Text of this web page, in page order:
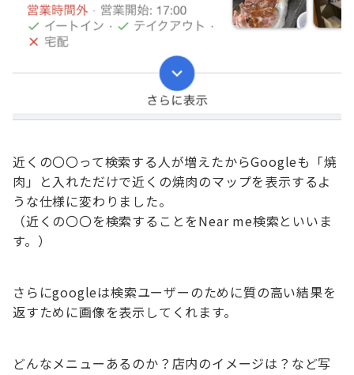
近くの〇〇って検索する人が増えたからGoogleも「焼
肉」と入れただけで近くの焼肉のマップを表示するよ
うな仕様に変わりました。
（近くの〇〇を検索することをNear me検索といいま
す。）
さらにgoogleは検索ユーザーのために質の高い結果を
返すために画像を表示してくれます。
どんなメニューあるのか？店内のイメージは？など写